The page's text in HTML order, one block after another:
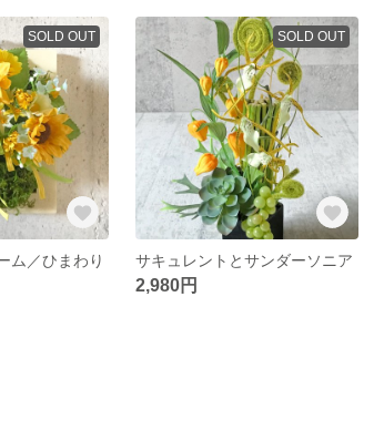
SOLD OUT
ム／ひまわり
SOLD OUT
サキュレントとサンダーソニア
2,980円